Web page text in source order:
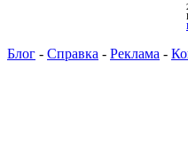
Блог - Справка - Реклама -